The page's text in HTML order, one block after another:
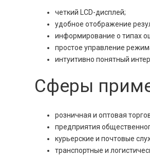
четкий LCD-дисплей;
удобное отображение
информирование о типах
простое управление
интуитивно понятный
Сферы
розничная и оптовая
предприятия
курьерские и почтовые
транспортные и